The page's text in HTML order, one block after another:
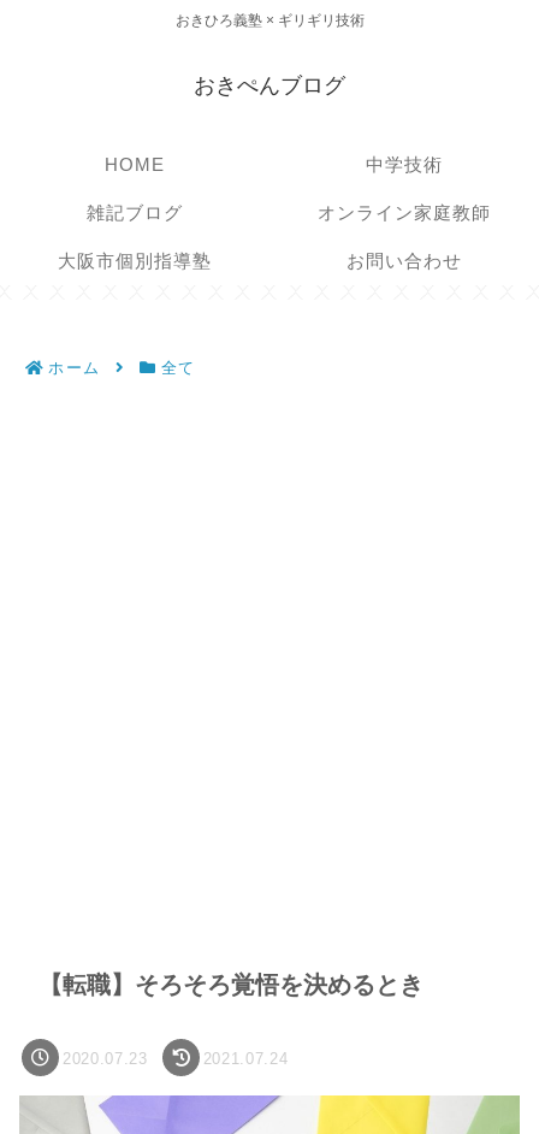
おきひろ義塾 × ギリギリ技術
おきぺんブログ
HOME 中学技術
雑記ブログ オンライン家庭教師
大阪市個別指導塾 お問い合わせ
ホーム 全て
【転職】そろそろ覚悟を決めるとき
2020.07.23 2021.07.24